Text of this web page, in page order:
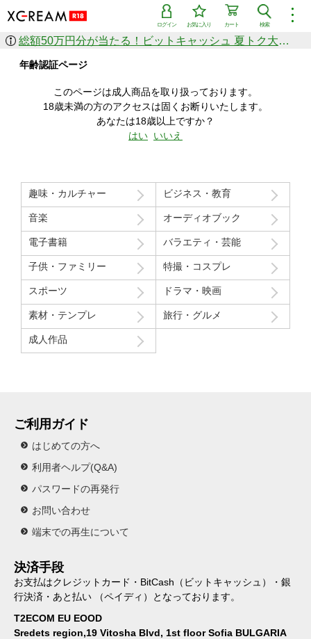
︙
検索
カート
お気に入り
ログイン
作品を探す
ジャンル
シリーズ
人気のセール中商品
新着セール中商品
すべての作品から探す
価格の安い順
価格の高い順
月間ランキング
年間ランキング
総額50万円分が当たる！ビットキャッシュ 夏トク大感謝祭
年齢認証ページ
このページは成人商品を取り扱っております。
18歳未満の方のアクセスは固くお断りいたします。
あなたは18歳以上ですか？
はい いいえ
趣味・カルチャー ビジネス・教育
音楽 オーディオブック
電子書籍 バラエティ・芸能
子供・ファミリー 特撮・コスプレ
スポーツ ドラマ・映画
素材・テンプレ 旅行・グルメ
成人作品
ご利用ガイド
はじめての方へ
利用者ヘルプ(Q&A)
パスワードの再発行
お問い合わせ
端末での再生について
決済手段
お支払はクレジットカード・BitCash（ビットキャッシュ）・銀
行決済・あと払い （ペイディ）となっております。
T2ECOM EU EOOD
Sredets region,19 Vitosha Blvd, 1st floor Sofia BULGARIA